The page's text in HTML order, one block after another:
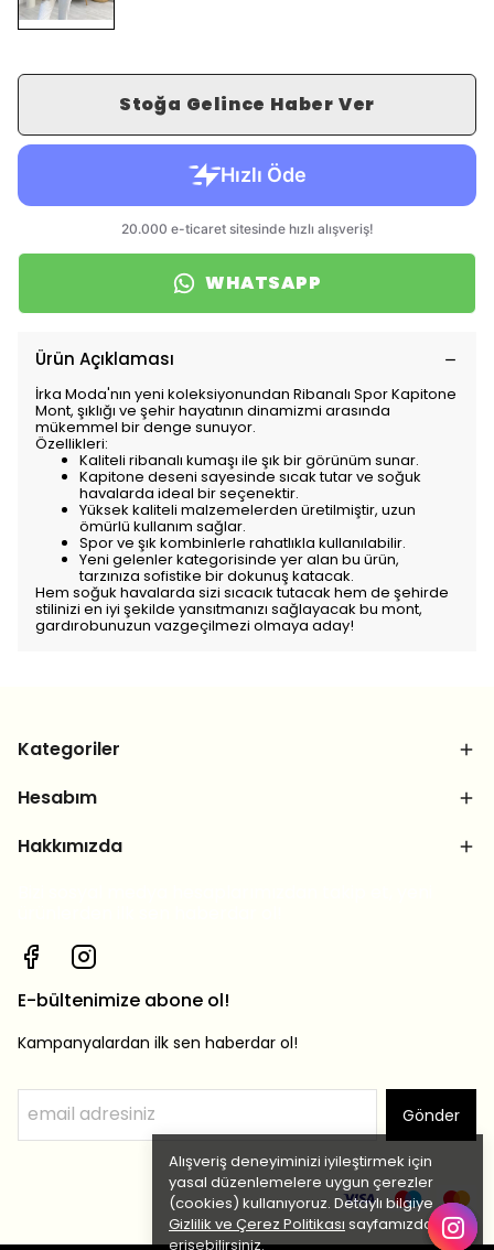
Alışveriş deneyiminizi iyileştirmek için
yasal düzenlemelere uygun çerezler
(cookies) kullanıyoruz. Detaylı bilgiye
Gizlilik ve Çerez Politikası sayfamızdan
erişebilirsiniz.
Stoğa Gelince Haber Ver
WHATSAPP
Ürün Açıklaması
İrka Moda'nın yeni koleksiyonundan Ribanalı Spor Kapitone
Mont, şıklığı ve şehir hayatının dinamizmi arasında
mükemmel bir denge sunuyor.
Özellikleri:
Kaliteli ribanalı kumaşı ile şık bir görünüm sunar.
Kapitone deseni sayesinde sıcak tutar ve soğuk
havalarda ideal bir seçenektir.
Yüksek kaliteli malzemelerden üretilmiştir, uzun
ömürlü kullanım sağlar.
Spor ve şık kombinlerle rahatlıkla kullanılabilir.
Yeni gelenler kategorisinde yer alan bu ürün,
tarzınıza sofistike bir dokunuş katacak.
Hem soğuk havalarda sizi sıcacık tutacak hem de şehirde
stilinizi en iyi şekilde yansıtmanızı sağlayacak bu mont,
gardırobunuzun vazgeçilmezi olmaya aday!
Kategoriler
Hesabım
Hakkımızda
E-bültenimize abone ol!
Kampanyalardan ilk sen haberdar ol!
Gönder